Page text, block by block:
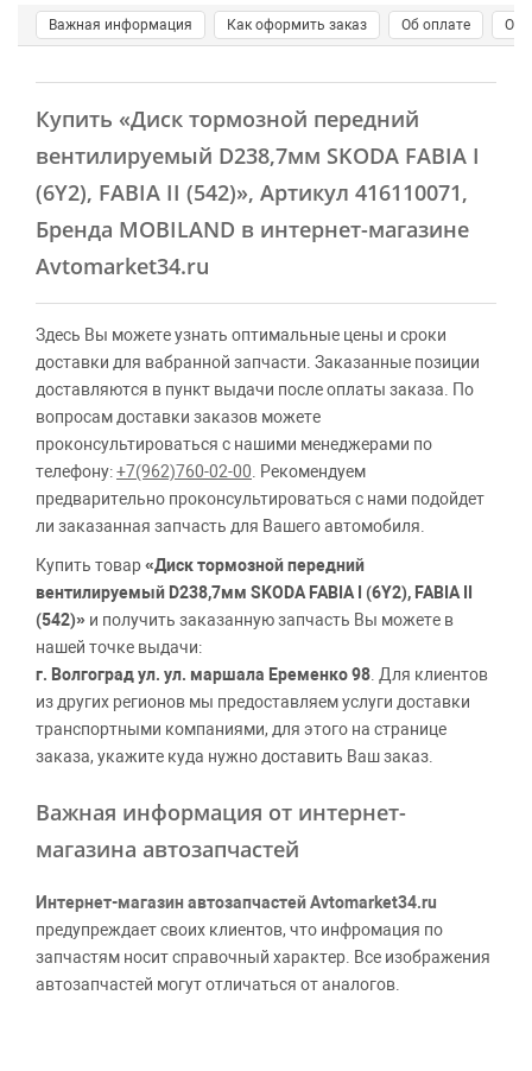
Важная информация Как оформить заказ Об оплате О
Купить «Диск тормозной передний
вентилируемый D238,7мм SKODA FABIA I
(6Y2), FABIA II (542)», Артикул 416110071,
Бренда MOBILAND в интернет-магазине
Avtomarket34.ru
Здесь Вы можете узнать оптимальные цены и сроки
доставки для вабранной запчасти. Заказанные позиции
доставляются в пункт выдачи после оплаты заказа. По
вопросам доставки заказов можете
проконсультироваться с нашими менеджерами по
телефону:+7(962)760-02-00 . Рекомендуем
предварительно проконсультироваться с нами подойдет
ли заказанная запчасть для Вашего автомобиля.
Купить товар«Диск тормозной передний
вентилируемый D238,7мм SKODA FABIA I (6Y2), FABIA II
(542)» и получить заказанную запчасть Вы можете в
нашей точке выдачи:
г. Волгоград ул. ул. маршала Еременко 98 . Для клиентов
из других регионов мы предоставляем услуги доставки
транспортными компаниями, для этого на странице
заказа, укажите куда нужно доставить Ваш заказ.
Важная информация от интернет-
магазина автозапчастей
Интернет-магазин автозапчастей Avtomarket34.ru
предупреждает своих клиентов, что инфромация по
запчастям носит справочный характер. Все изображения
автозапчастей могут отличаться от аналогов.